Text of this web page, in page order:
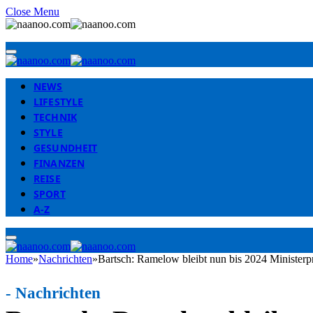
Close Menu
NEWS
LIFESTYLE
TECHNIK
STYLE
GESUNDHEIT
FINANZEN
REISE
SPORT
A-Z
Home»Nachrichten»Bartsch: Ramelow bleibt nun bis 2024
- Nachrichten